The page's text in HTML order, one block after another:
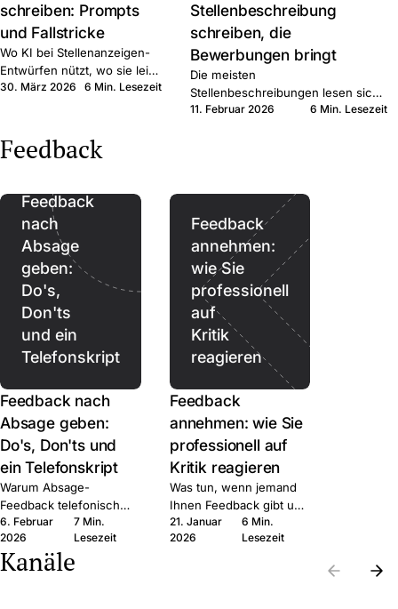
schreiben: Prompts
und Fallstricke
Wo KI bei Stellenanzeigen-
Entwürfen nützt, wo sie leise
schadet, und wo sie
Recruiter.
30. März 2026 6 Min. Lesezeit
Stellenbeschreibung
schreiben, die
Bewerbungen bringt
Die meisten
Stellenbeschreibungen lesen sich
wie interne HR-Notizen. Sechs
11. Februar 2026 6 Min. Lesezeit
Feedback
Feedback
nach
Absage
geben:
Do's,
Don'ts
und ein
Telefonskript
Feedback nach
Absage geben:
Do's, Don'ts und
ein Telefonskript
Warum Absage-
Feedback telefonisch
besser ist als schriftlich,
was Sie sagen können,
und welche Fehler nach
6. Februar
2026
7 Min.
Lesezeit
Feedback
annehmen:
wie Sie
professionell
auf
Kritik
reagieren
Feedback
annehmen: wie Sie
professionell auf
Kritik reagieren
Was tun, wenn jemand
Ihnen Feedback gibt und
Sie innerlich auf Abwehr
schalten? Sechs
21. Januar
2026
6 Min.
Lesezeit
Kanäle